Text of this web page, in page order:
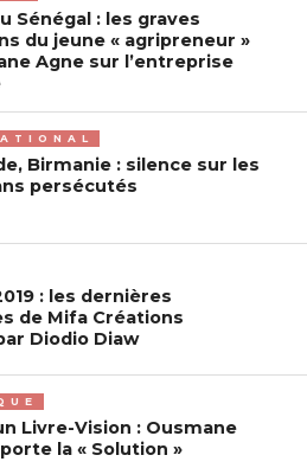
Sénégal : les graves
du jeune « agripreneur »
Agne sur l’entreprise
Birmanie : silence sur les
persécutés
: les dernières
de Mifa Créations
Diodio Diaw
Livre-Vision : Ousmane
la « Solution »